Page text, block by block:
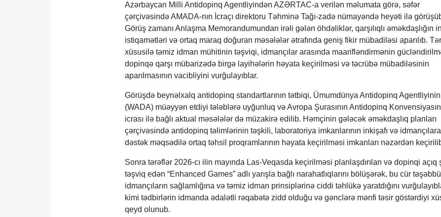
Azərbaycan Milli Antidopinq Agentliyindən AZƏRTAC-a verilən məlumata görə, səfər
çərçivəsində AMADA-nın İcraçı direktoru Təhminə Tağı-zadə nümayəndə heyəti ilə
Görüş zamanı Anlaşma Memorandumundan irəli gələn öhdəliklər, qarşılıqlı əməkdaşlığın
istiqamətləri və ortaq maraq doğuran məsələlər ətrafında geniş fikir mübadiləsi aparılıb.
xüsusilə təmiz idman mühitinin təşviqi, idmançılar arasında maarifləndirmənin
dopinqə qarşı mübarizədə birgə layihələrin həyata keçirilməsi və təcrübə mübadiləsinin
aparılmasının vacibliyini vurğulayıblar.
Görüşdə beynəlxalq antidopinq standartlarının tətbiqi, Ümumdünya Antidopinq Agentliyinin
(WADA) müəyyən etdiyi tələblərə uyğunluq və Avropa Şurasının Antidopinq
icrası ilə bağlı aktual məsələlər də müzakirə edilib. Həmçinin gələcək əməkdaşlıq planları
çərçivəsində antidopinq təlimlərinin təşkili, laboratoriya imkanlarının inkişafı və idmançılara
dəstək məqsədilə ortaq təhsil proqramlarının həyata keçirilməsi imkanları nəzərdən
Sonra tərəflər 2026-cı ilin mayında Las-Veqasda keçirilməsi planlaşdırılan və dopinqi açıq
təşviq edən “Enhanced Games” adlı yarışla bağlı narahatlıqlarını bölüşərək, bu cür
idmançıların sağlamlığına və təmiz idman prinsiplərinə ciddi təhlükə yaratdığını
kimi tədbirlərin idmanda ədalətli rəqabətə zidd olduğu və gənclərə mənfi təsir göstərdiyi
qeyd olunub.